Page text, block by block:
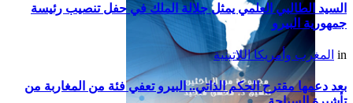
السيد الطالبي العلمي يمثل جلالة الملك في حفل تنصيب رئيسة
جمهورية البيرو
in المغرب وأمريكا اللاتينية
بعد دعمها مقترح الحكم الذاتي.. البيرو تعفي فئة من المغاربة من